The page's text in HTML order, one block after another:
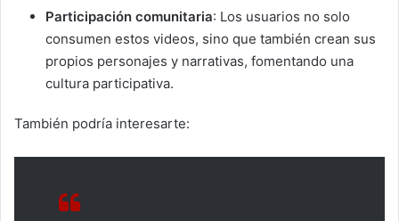
Participación comunitaria: Los usuarios no solo
consumen estos videos, sino que también crean sus
propios personajes y narrativas, fomentando una
cultura participativa.
También podría interesarte: